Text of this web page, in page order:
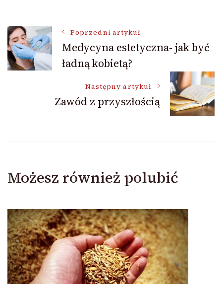
Nawigacja
wpisu
Poprzedni artykuł
Medycyna estetyczna- jak być
ładną kobietą?
Następny artykuł
Zawód z przyszłością
Możesz również polubić